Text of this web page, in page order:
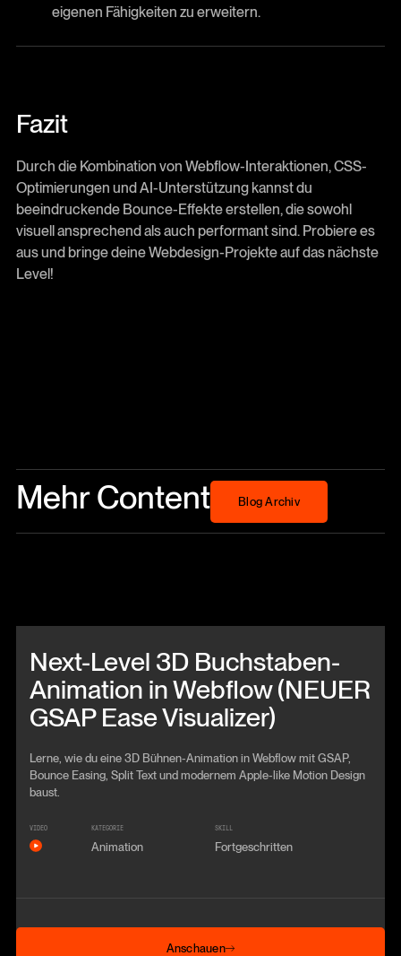
eigenen Fähigkeiten zu erweitern.
Fazit
Durch die Kombination von Webflow-Interaktionen, CSS-
Optimierungen und AI-Unterstützung kannst du
beeindruckende Bounce-Effekte erstellen, die sowohl
visuell ansprechend als auch performant sind. Probiere es
aus und bringe deine Webdesign-Projekte auf das nächste
Level!
Mehr Content Blog Archiv
Blog Archiv
Next-Level 3D Buchstaben-
Animation in Webflow (NEUER
GSAP Ease Visualizer)
Lerne, wie du eine 3D Bühnen-Animation in Webflow mit GSAP,
Bounce Easing, Split Text und modernem Apple-like Motion Design
baust.
VIDEO KATEGORIE
Animation
SKILL
Fortgeschritten
Anschauen
Anschauen